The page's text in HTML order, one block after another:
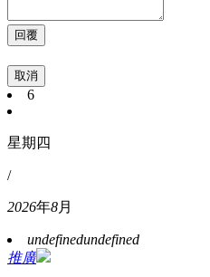
取消
6
星期四
/
2026年8月
undefinedundefined
推廣